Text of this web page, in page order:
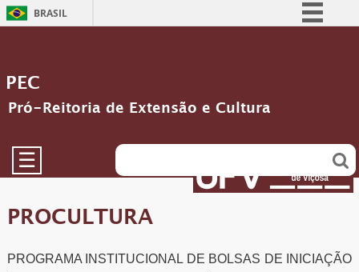
BRASIL
Acesso à informação
Legislação
PEC
Pró-Reitoria de Extensão e Cultura
☰
PROCULTURA
PROGRAMA INSTITUCIONAL DE BOLSAS DE INICIAÇÃO